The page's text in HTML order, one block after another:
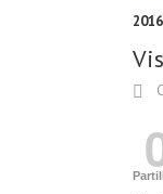
2016